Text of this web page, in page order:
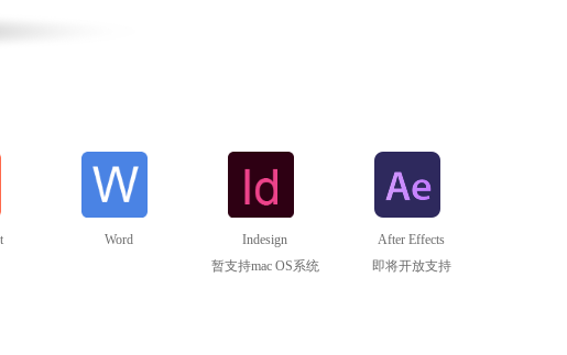
Word
Indesign
暂支持mac OS系统
After Effects
即将开放支持